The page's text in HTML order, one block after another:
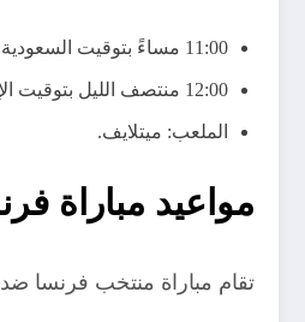
11:00 مساءً بتوقيت السعودية.
12:00 منتصف الليل بتوقيت الإمارات.
الملعب: ميتلايف.
مواعيد مباراة
تقام مباراة منتخب فرنسا ضد